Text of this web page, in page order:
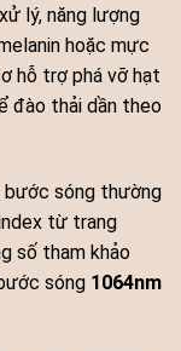
lý, năng lượng
hoặc mực
hỗ trợ phá vỡ hạt
đào thải dần theo
bước sóng thường
từ trang
số tham khảo
sóng 1064nm